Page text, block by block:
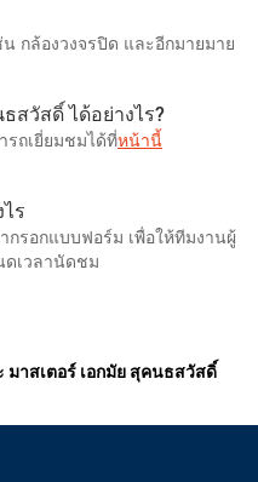
กล้องวงจรปิด และอีกมายมาย
สวัสดิ์ ได้อย่างไร?
รถเยี่ยมชมได้ที่หน้านี้
ร
รอกแบบฟอร์ม เพื่อให้ทีมงานผู้
ดเวลานัดชม
มาสเตอร์ เอกมัย สุคนธสวัสดิ์